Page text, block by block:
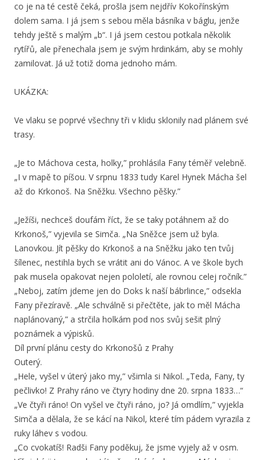
co je na té cestě čeká, prošla jsem nejdřív Kokořínským
dolem sama. I já jsem s sebou měla básníka v báglu, jenže
tehdy ještě s malým „b“. I já jsem cestou potkala několik
rytířů, ale přenechala jsem je svým hrdinkám, aby se mohly
zamilovat. Já už totiž doma jednoho mám.
UKÁZKA:
Ve vlaku se poprvé všechny tři v klidu sklonily nad plánem své
trasy.
„Je to Máchova cesta, holky,” prohlásila Fany téměř velebně.
„I v mapě to píšou. V srpnu 1833 tudy Karel Hynek Mácha šel
až do Krkonoš. Na Sněžku. Všechno pěšky.”
„Ježíši, nechceš doufám říct, že se taky potáhnem až do
Krkonoš,” vyjevila se Simča. „Na Sněžce jsem už byla.
Lanovkou. Jít pěšky do Krkonoš a na Sněžku jako ten tvůj
šílenec, nestihla bych se vrátit ani do Vánoc. A ve škole bych
pak musela opakovat nejen pololetí, ale rovnou celej ročník.”
„Neboj, zatím jdeme jen do Doks k naší bábrlince,” odsekla
Fany přezíravě. „Ale schválně si přečtěte, jak to měl Mácha
naplánovaný,” a strčila holkám pod nos svůj sešit plný
poznámek a výpisků.
Díl první plánu cesty do Krkonošů z Prahy
Outerý.
„Hele, vyšel v úterý jako my,” všimla si Nikol. „Teda, Fany, ty
pečlivko! Z Prahy ráno ve čtyry hodiny dne 20. srpna 1833…“
„Ve čtyři ráno! On vyšel ve čtyři ráno, jo? Já omdlím,” vyjekla
Simča a dělala, že se kácí na Nikol, které tím pádem vyrazila z
ruky láhev s vodou.
„Co cvokatíš! Radši Fany poděkuj, že jsme vyjely až v osm.